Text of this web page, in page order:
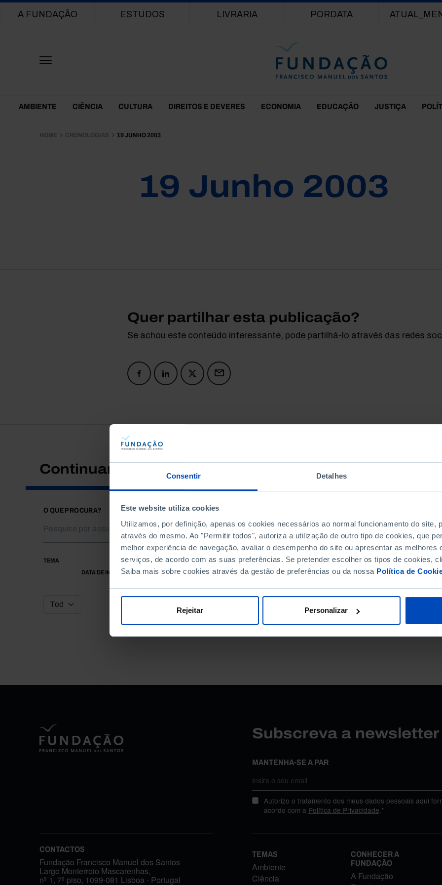
Consentir Detalhes
Este website utiliza cookies
Utilizamos, por definição, apenas os cookies necessários ao normal funcionamento do site,
através do mesmo. Ao "Permitir todos", autoriza a utilização de outro tipo de cookies, que
melhor experiência de navegação, avaliar o desempenho do site ou apresentar as melhores
serviços, de acordo com as suas preferências. Se pretender escolher os tipos de cookies,
Saiba mais sobre cookies através da gestão de preferências ou da nossa Política de
Rejeitar Personalizar
Main navigation
A FUNDAÇÃO ESTUDOS LIVRARIA PORDATA
Themes Menu
AMBIENTE CIÊNCIA CULTURA DIREITOS E DEVERES ECONOMIA EDUCAÇÃO JUSTIÇA
HOME CRONOLOGIAS 19 JUNHO 2003
19 Junho 2003
Quer partilhar esta publicação?
Se achou este conteúdo interessante, pode partilhá-lo através das redes
Continuar a pesquisar
O QUE PROCURA?
TEMA
DATA DE INÍCIO
DATA DE FIM
Subscreva a
MANTENHA-SE A PAR
Autorizo o tratamento dos meus dados pessoais aqui
acordo com a Política de Privacidade.*
CONTACTOS
Fundação Francisco Manuel dos Santos
Largo Monterroio Mascarenhas,
nº 1, 7º piso, 1099-081 Lisboa - Portugal
TEMAS
Ambiente
Ciência
CONHECER A
FUNDAÇÃO
A Fundação